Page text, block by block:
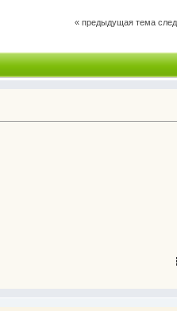
« предыдущая тема